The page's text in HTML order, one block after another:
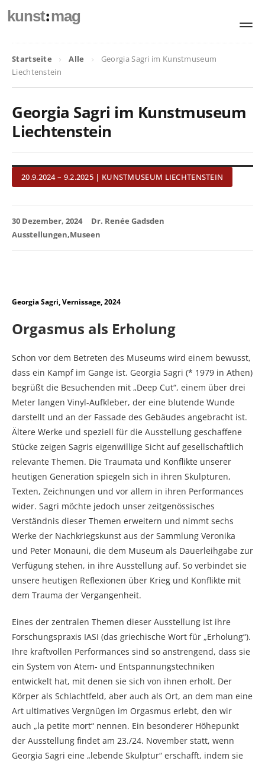
kunst:mag
Startseite Alle
Georgia Sagri im Kunstmuseum
Liechtenstein
Georgia Sagri im Kunstmuseum
Liechtenstein
20.9.2024 – 9.2.2025 | KUNSTMUSEUM LIECHTENSTEIN
30 Dezember, 2024
Dr. Renée Gadsden
Ausstellungen Museen
Georgia Sagri, Vernissage, 2024
Orgasmus als Erholung
Schon vor dem Betreten des Museums wird einem bewusst,
dass ein Kampf im Gange ist. Georgia Sagri (* 1979 in Athen)
begrüßt die Besuchenden mit „Deep Cut“, einem über drei
Meter langen Vinyl-Aufkleber, der eine blutende Wunde
darstellt und an der Fassade des Gebäudes angebracht ist.
Ältere Werke und speziell für die Ausstellung geschaffene
Stücke zeigen Sagris eigenwillige Sicht auf gesellschaftlich
relevante Themen. Die Traumata und Konflikte unserer
heutigen Generation spiegeln sich in ihren Skulpturen,
Texten, Zeichnungen und vor allem in ihren Performances
wider. Sagri möchte jedoch unser zeitgenössisches
Verständnis dieser Themen erweitern und nimmt sechs
Werke der Nachkriegskunst aus der Sammlung Veronika
und Peter Monauni, die dem Museum als Dauerleihgabe zur
Verfügung stehen, in ihre Ausstellung auf. So verbindet sie
unsere heutigen Reflexionen über Krieg und Konflikte mit
dem Trauma der Vergangenheit.
Eines der zentralen Themen dieser Ausstellung ist ihre
Forschungspraxis IASI (das griechische Wort für „Erholung“).
Ihre kraftvollen Performances sind so anstrengend, dass sie
ein System von Atem- und Entspannungstechniken
entwickelt hat, mit denen sie sich von ihnen erholt. Der
Körper als Schlachtfeld, aber auch als Ort, an dem man eine
Art ultimatives Vergnügen im Orgasmus erlebt, den wir
auch „la petite mort“ nennen. Ein besonderer Höhepunkt
der Ausstellung findet am 23./24. November statt, wenn
Georgia Sagri eine „lebende Skulptur“ erschafft, indem sie